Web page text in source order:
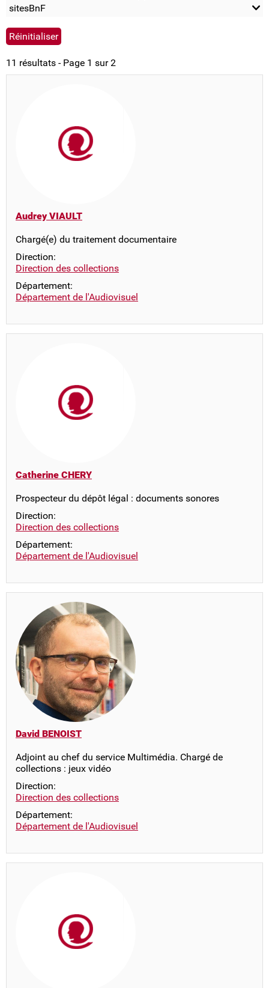
sitesBnF
11 résultats - Page 1 sur 2
Audrey VIAULT
Chargé(e) du traitement documentaire
Direction:
Direction des collections
Département:
Département de l'Audiovisuel
Catherine CHERY
Prospecteur du dépôt légal : documents sonores
Direction:
Direction des collections
Département:
Département de l'Audiovisuel
David BENOIST
Adjoint au chef du service Multimédia. Chargé de
collections : jeux vidéo
Direction:
Direction des collections
Département:
Département de l'Audiovisuel